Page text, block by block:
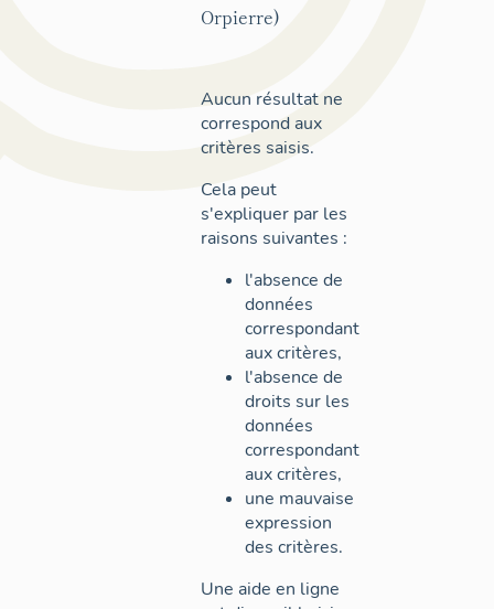
Orpierre)
Aucun résultat ne
correspond aux
critères saisis.
Cela peut
s'expliquer par les
raisons suivantes :
l'absence de
données
correspondant
aux critères,
l'absence de
droits sur les
données
correspondant
aux critères,
une mauvaise
expression
des critères.
Une aide en ligne